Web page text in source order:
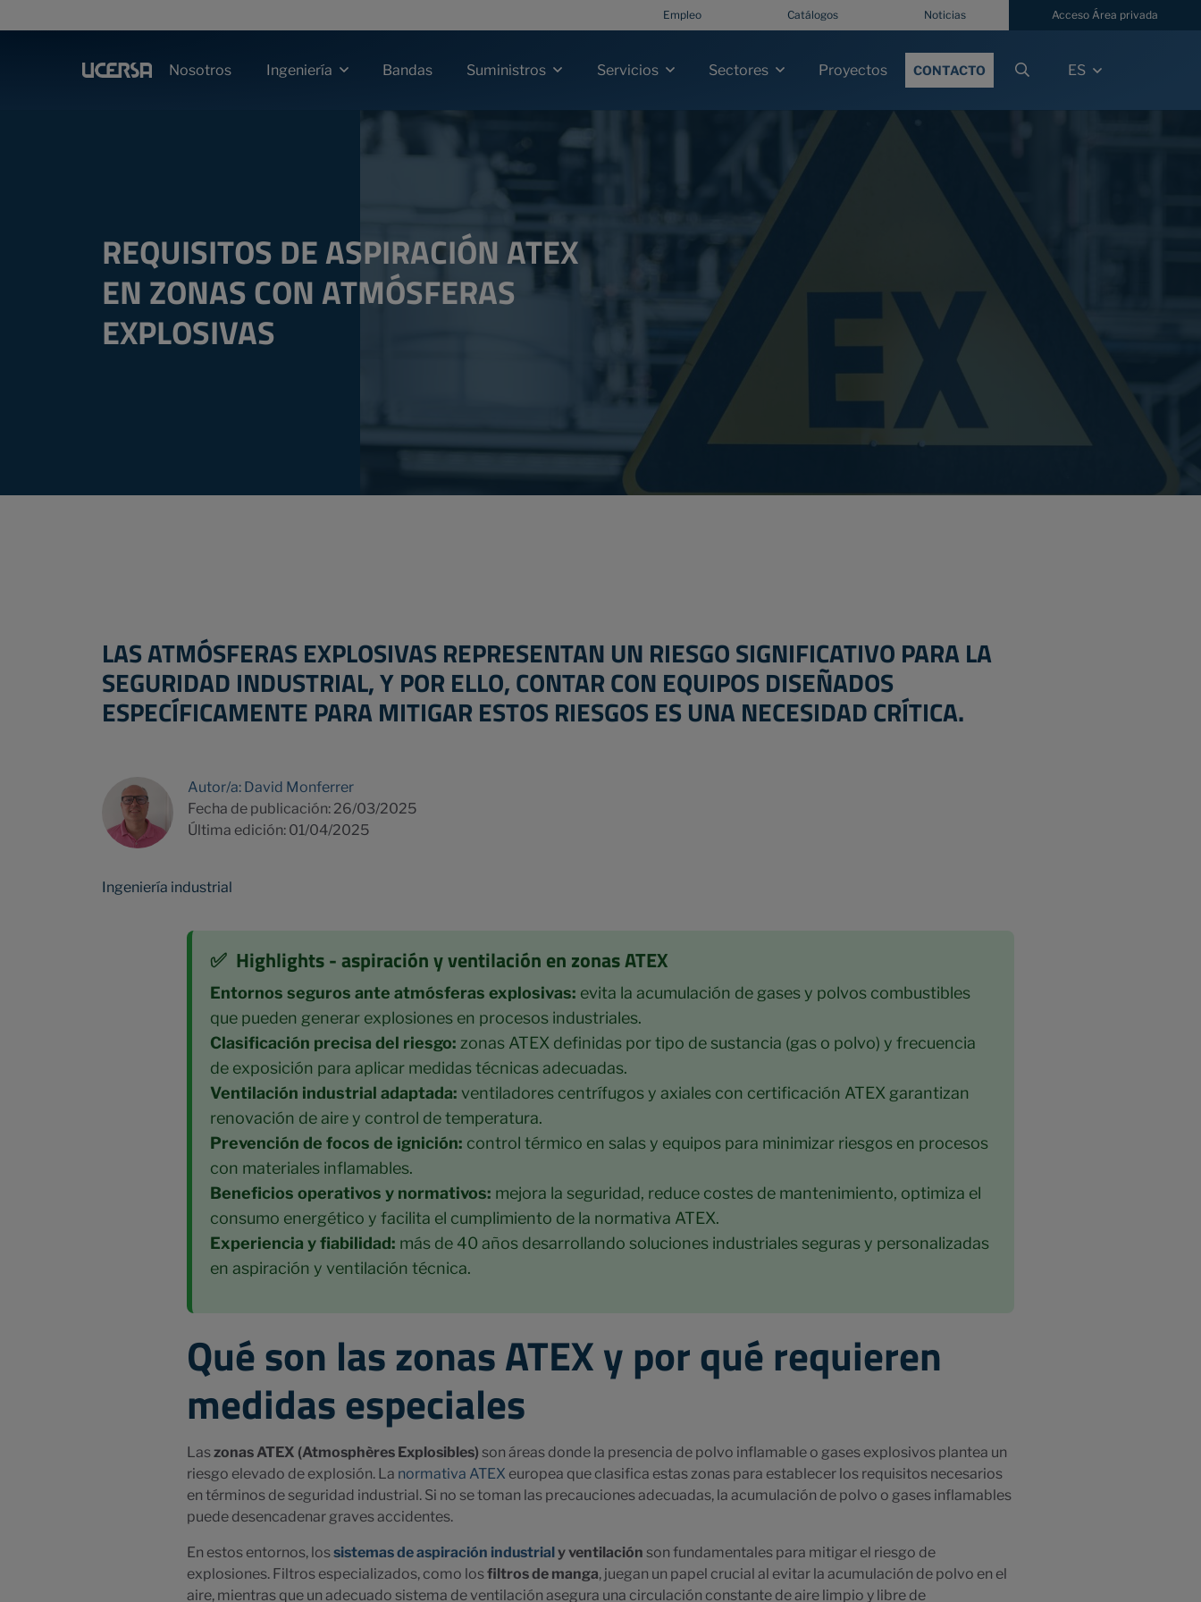
Empleo Catálogos Noticias Acceso Área privada
Nosotros Ingeniería Bandas Suministros Servicios Sectores Proyectos CONTACTO ES
REQUISITOS DE ASPIRACIÓN ATEX
EN ZONAS CON ATMÓSFERAS
EXPLOSIVAS
LASATMÓSFERAS EXPLOSIVAS REPRESENTAN UN RIESGO SIGNIFICATIVO PARA LA
SEGURIDAD INDUSTRIAL, Y POR ELLO, CONTAR CON EQUIPOS DISEÑADOS
ESPECÍFICAMENTE PARA MITIGAR ESTOS RIESGOS ES UNA NECESIDAD CRÍTICA.
Autor/a: David Monferrer
Fecha de publicación: 26/03/2025
Última edición: 01/04/2025
Ingeniería industrial
✅ Highlights - aspiración y ventilación en zonas ATEX
Entornos seguros ante atmósferas explosivas: evita la acumulación de gases y polvos combustibles
que pueden generar explosiones en procesos industriales.
Clasificación precisa del riesgo: zonas ATEX definidas por tipo de sustancia (gas o polvo) y frecuencia
de exposición para aplicar medidas técnicas adecuadas.
Ventilación industrial adaptada: ventiladores centrífugos y axiales con certificación ATEX garantizan
renovación de aire y control de temperatura.
Prevención de focos de ignición: control térmico en salas y equipos para minimizar riesgos en procesos
con materiales inflamables.
Beneficios operativos y normativos: mejora la seguridad, reduce costes de mantenimiento, optimiza el
consumo energético y facilita el cumplimiento de la normativa ATEX.
Experiencia y fiabilidad: más de 40 años desarrollando soluciones industriales seguras y personalizadas
en aspiración y ventilación técnica.
Qué son las zonas ATEX y por qué requieren
medidas especiales
Laszonas ATEX (Atmosphères Explosibles) son áreas donde la presencia de polvo inflamable o gases explosivos plantea un
riesgo elevado de explosión. La normativa ATEX europea que clasifica estas zonas para establecer los requisitos necesarios
en términos de seguridad industrial. Si no se toman las precauciones adecuadas, la acumulación de polvo o gases inflamables
puede desencadenar graves accidentes.
En estos entornos, lossistemas de aspiración industrial y ventilación son fundamentales para mitigar el riesgo de
explosiones. Filtros especializados, como losfiltros de manga, juegan un papel crucial al evitar la acumulación de polvo en el
aire, mientras que un adecuado sistema de ventilación asegura una circulación constante de aire limpio y libre de